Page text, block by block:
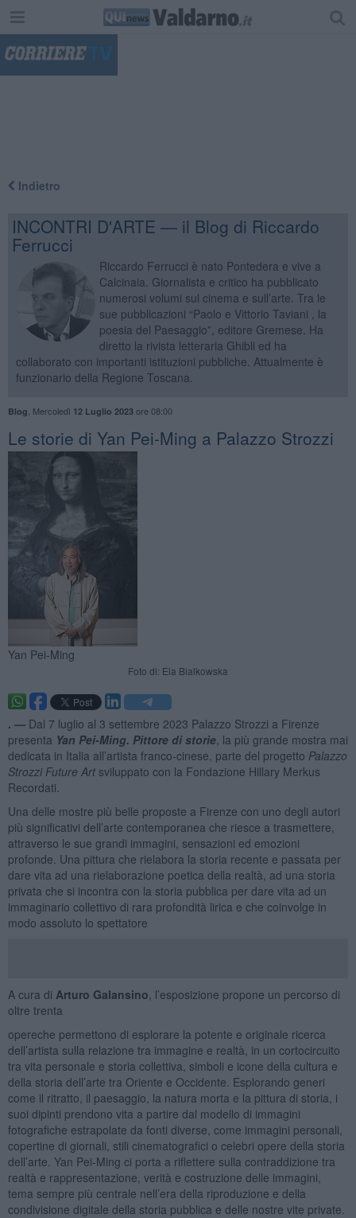
Indietro
INCONTRI D'ARTE — il Blog di Riccardo
Ferrucci
Riccardo Ferrucci è nato Pontedera e vive a
Calcinaia. Giornalista e critico ha pubblicato
numerosi volumi sul cinema e sull’arte. Tra le
sue pubblicazioni “Paolo e Vittorio Taviani , la
poesia del Paesaggio”, editore Gremese. Ha
diretto la rivista letteraria Ghibli ed ha
collaborato con importanti istituzioni pubbliche. Attualmente è
funzionario della Regione Toscana.
Blog Mercoledì 12 Luglio 2023ore 08:00
​Le storie di Yan Pei-Ming a Palazzo Strozzi
Yan Pei-Ming
Foto di: Ela Bialkowska
. — Dal 7 luglio al 3 settembre 2023 Palazzo Strozzi a Firenze
presenta Yan Pei-Ming. Pittore di storie, la più grande mostra mai
dedicata in Italia all’artista franco-cinese, parte del progetto Palazzo
Strozzi Future Art sviluppato con la Fondazione Hillary Merkus
Recordati.
Una delle mostre più belle proposte a Firenze con uno degli autori
più significativi dell’arte contemporanea che riesce a trasmettere,
attraverso le sue grandi immagini, sensazioni ed emozioni
profonde. Una pittura che rielabora la storia recente e passata per
dare vita ad una rielaborazione poetica della realtà, ad una storia
privata che si incontra con la storia pubblica per dare vita ad un
immaginario collettivo di rara profondità lirica e che coinvolge in
modo assoluto lo spettatore
A cura di Arturo Galansino , l’esposizione propone un percorso di
oltre trenta
opereche permettono di esplorare la potente e originale ricerca
dell’artista sulla relazione tra immagine e realtà, in un cortocircuito
tra vita personale e storia collettiva, simboli e icone della cultura e
della storia dell’arte tra Oriente e Occidente. Esplorando generi
come il ritratto, il paesaggio, la natura morta e la pittura di storia, i
suoi dipinti prendono vita a partire dal modello di immagini
fotografiche estrapolate da fonti diverse, come immagini personali,
copertine di giornali, stili cinematografici o celebri opere della storia
dell’arte. Yan Pei-Ming ci porta a riflettere sulla contraddizione tra
realtà e rappresentazione, verità e costruzione delle immagini,
tema sempre più centrale nell’era della riproduzione e della
condivisione digitale della storia pubblica e delle nostre vite private.